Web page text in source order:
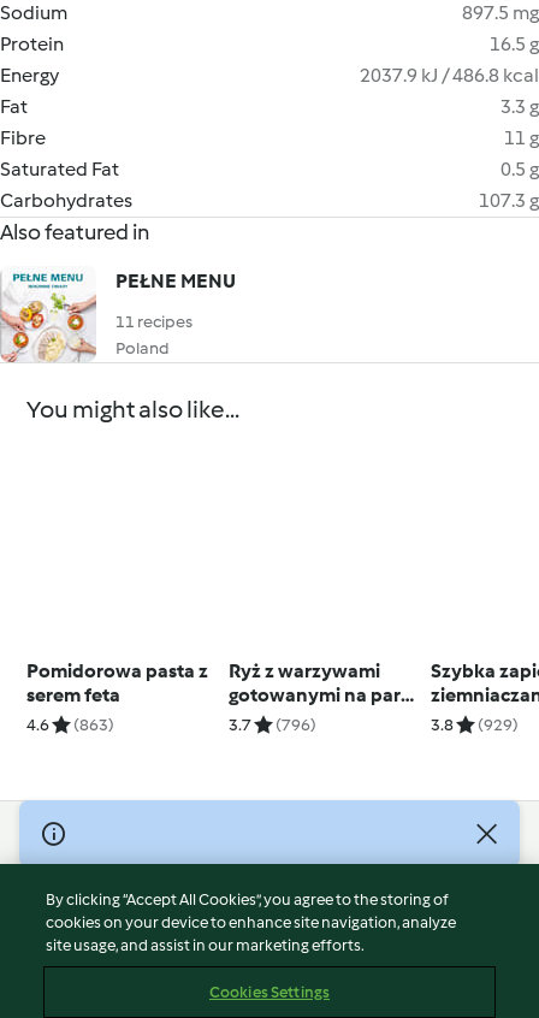
Sodium
897.5 mg
Protein
16.5 g
Energy
2037.9 kJ / 486.8 kcal
Fat
3.3 g
Fibre
11 g
Saturated Fat
0.5 g
Carbohydrates
107.3 g
Also featured in
PEŁNE MENU
11 recipes
Poland
You might also like...
Pomidorowa pasta z
serem feta
4.6 (863)
Ryż z warzywami
gotowanymi na parze
i sosem słodko-
3.7 (796)
Szybka
gratin
3.8 (929)
© Copyright 2026
Terms of Service
Privacy Policy
Disclaimer
By clicking “Accept All Cookies”, you agree to the storing of
cookies on your device to enhance site navigation, analyze
site usage, and assist in our marketing efforts.
Cookies Settings